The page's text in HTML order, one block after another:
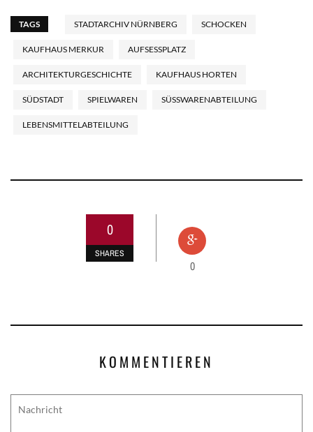
TAGS STADTARCHIV NÜRNBERG SCHOCKEN
KAUFHAUS MERKUR AUFSESSPLATZ
ARCHITEKTURGESCHICHTE KAUFHAUS HORTEN
SÜDSTADT SPIELWAREN SÜSSWARENABTEILUNG
LEBENSMITTELABTEILUNG
0
SHARES
0
KOMMENTIEREN